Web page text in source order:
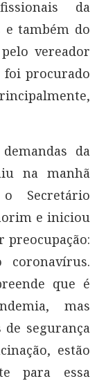
da
e também do
vereador
foi procurado
da
na manhã
Secretário
e iniciou
preocupação:
que é
mas
segurança
estão
para essa